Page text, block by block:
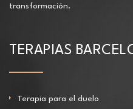
transformación.
TERAPIAS
Terapia para el duelo